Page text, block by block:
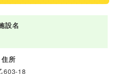
設名
住所
603-18